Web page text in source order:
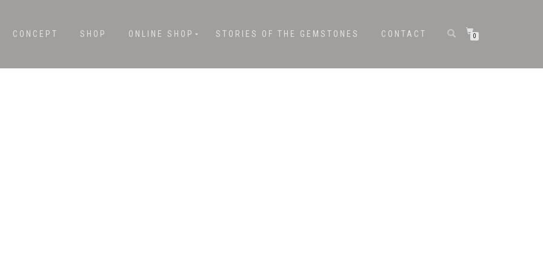
CONCEPT SHOP ONLINE SHOP STORIES OF THE GEMSTONES CONTACT 0